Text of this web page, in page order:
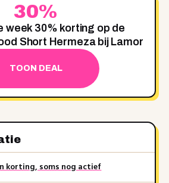
30%
week 30% korting op de
Short Hermeza bij Lamor
TOON DEAL
korting, soms nog actief